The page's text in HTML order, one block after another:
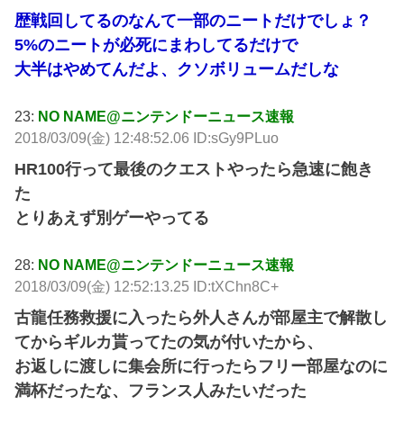
歴戦回してるのなんて一部のニートだけでしょ？
5%のニートが必死にまわしてるだけで
大半はやめてんだよ、クソボリュームだしな
23: NO NAME@ニンテンドーニュース速報
2018/03/09(金) 12:48:52.06 ID:sGy9PLuo
HR100行って最後のクエストやったら急速に飽き
た
とりあえず別ゲーやってる
28: NO NAME@ニンテンドーニュース速報
2018/03/09(金) 12:52:13.25 ID:tXChn8C+
古龍任務救援に入ったら外人さんが部屋主で解散し
てからギルカ貰ってたの気が付いたから、
お返しに渡しに集会所に行ったらフリー部屋なのに
満杯だったな、フランス人みたいだった